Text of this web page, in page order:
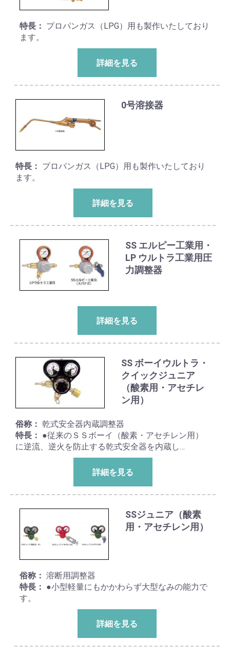
特長： プロパンガス（LPG）用も製作いたしており
ます。
詳細を見る
0号溶接器
特長： プロパンガス（LPG）用も製作いたしており
ます。
詳細を見る
SS エルピー工業用・
LP ウルトラ工業用圧
力調整器
詳細を見る
SS ボーイウルトラ・
クイックジュニア
（酸素用・アセチレ
ン用）
俗称： 乾式安全器内蔵調整器
特長： ●従来のＳＳボーイ（酸素・アセチレン用）
に逆流、逆火を防止する乾式安全器を内蔵し…
詳細を見る
SSジュニア（酸素
用・アセチレン用）
俗称： 溶断用調整器
特長： ●小型軽量にもかかわらず大型なみの能力で
す。
詳細を見る